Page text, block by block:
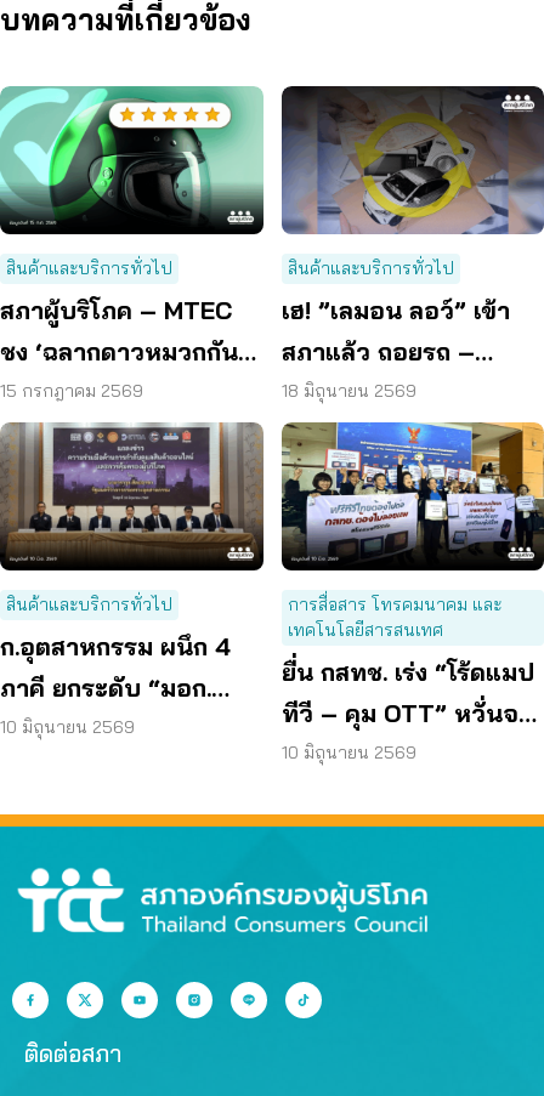
บทความที่เกี่ยวข้อง
สินค้าและบริการทั่วไป
สภาผู้บริโภค – MTEC
ชง ‘ฉลากดาวหมวกกันน็
อก’ ยกระดับความ
ปลอดภัยผู้บริโภค
15 กรกฎาคม 2569
สินค้าและบริการทั่วไป
เฮ! ”เลมอน ลอว์” เข้า
สภาแล้ว ถอยรถ –
เครื่องไฟฟ้าใหม่พัง ได้
เปลี่ยน – คืนเงิน
18 มิถุนายน 2569
สินค้าและบริการทั่วไป
ก.อุตสาหกรรม ผนึก 4
ภาคี ยกระดับ “มอก.
Watch” สกัดสินค้า
10 มิถุนายน 2569
การสื่อสาร โทรคมนาคม และ
เทคโนโลยีสารสนเทศ
ยื่น กสทช. เร่ง “โร้ดแมป
ทีวี – คุม OTT” หวั่นจอ
ดับ ซ้ำเติมกลุ่มเปราะบาง
10 มิถุนายน 2569
ติดต่อสภา